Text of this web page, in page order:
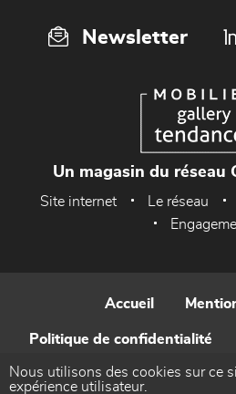
Newsletter
Un magasin du réseau
Site internet Le réseau
Accueil
Politique de confidentialité
Contact
Nous utilisons des cookies sur ce
expérience utilisateur.